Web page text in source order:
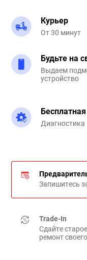
Курьер
От 30 минут
Будьте на
Выдаем
устройство
Бесплатная
Диагностика
Запишитесь
Trade-In
Сдайте
ремонт